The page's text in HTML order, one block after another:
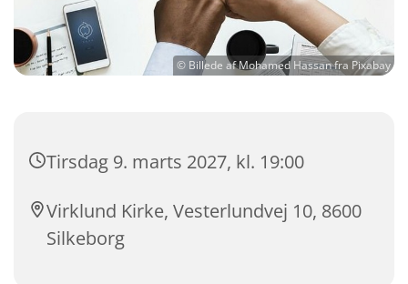
© Billede af Mohamed Hassan fra Pixabay
Tirsdag 9. marts 2027, kl. 19:00
Virklund Kirke, Vesterlundvej 10, 8600
Silkeborg